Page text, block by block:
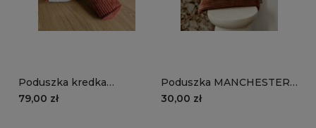
Poduszka kredka
MANCHESTER LN52 |
79,00 zł
Poduszka MANCHESTER
LN52 | rudy
30,00 zł